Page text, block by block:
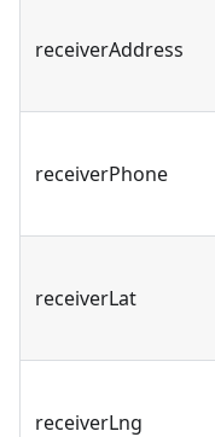
receiverAddress
receiverPhone
receiverLat
receiverLng